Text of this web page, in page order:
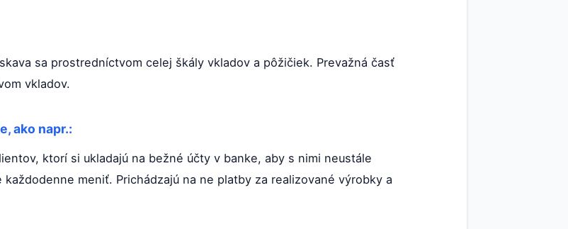
sa prostredníctvom celej škály vkladov a pôžičiek. Prevažná časť
vkladov.
ako napr.:
ktorí si ukladajú na bežné účty v banke, aby s nimi neustále
meniť. Prichádzajú na ne platby za realizované výrobky a